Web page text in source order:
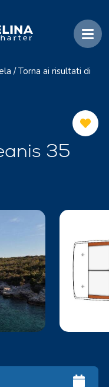
/ Torna ai risultati di
35